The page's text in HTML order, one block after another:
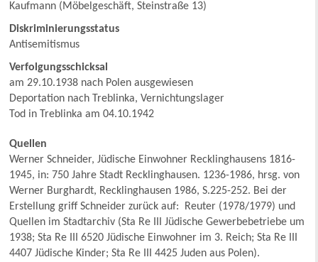
Kaufmann (Möbelgeschäft, Steinstraße 13)
Diskriminierungsstatus
Antisemitismus
Verfolgungsschicksal
am 29.10.1938 nach Polen ausgewiesen
Deportation nach Treblinka, Vernichtungslager
Tod in Treblinka am 04.10.1942
Quellen
Werner Schneider, Jüdische Einwohner Recklinghausens 1816-
1945, in: 750 Jahre Stadt Recklinghausen. 1236-1986, hrsg. von
Werner Burghardt, Recklinghausen 1986, S.225-252. Bei der
Erstellung griff Schneider zurück auf: Reuter (1978/1979) und
Quellen im Stadtarchiv (Sta Re III Jüdische Gewerbebetriebe um
1938; Sta Re III 6520 Jüdische Einwohner im 3. Reich; Sta Re III
4407 Jüdische Kinder; Sta Re III 4425 Juden aus Polen).